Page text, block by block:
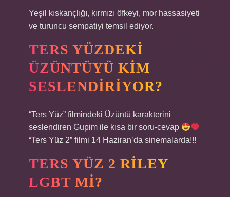
Yeşil kıskançlığı, kırmızı öfkeyi, mor hassasiyeti
ve turuncu sempatiyi temsil ediyor.
TERS YÜZDEKI
ÜZÜNTÜYÜ KIM
SESLENDIRIYOR?
“Ters Yüz” filmindeki Üzüntü karakterini
seslendiren Gupim ile kısa bir soru-cevap
“Ters Yüz 2” filmi 14 Haziran’da sinemalarda!!!
TERS YÜZ 2 RILEY
LGBT MI?